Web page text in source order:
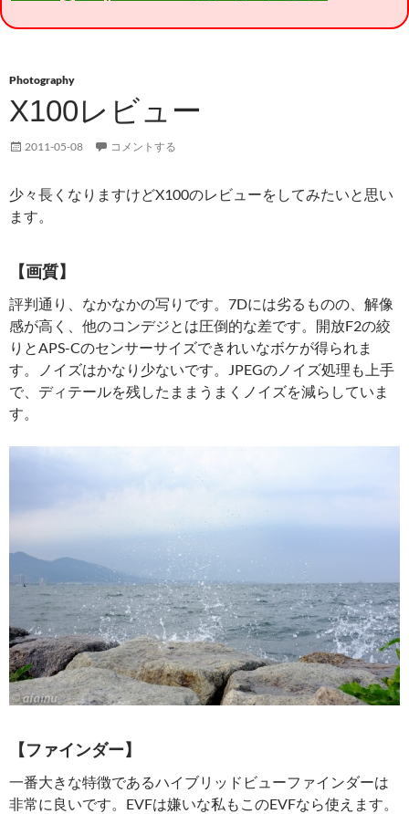
Photography
X100レビュー
2011-05-08 コメントする
少々長くなりますけどX100のレビューをしてみたいと思い
ます。
【画質】
評判通り、なかなかの写りです。7Dには劣るものの、解像
感が高く、他のコンデジとは圧倒的な差です。開放F2の絞
りとAPS-Cのセンサーサイズできれいなボケが得られま
す。ノイズはかなり少ないです。JPEGのノイズ処理も上手
で、ディテールを残したままうまくノイズを減らしていま
す。
【ファインダー】
一番大きな特徴であるハイブリッドビューファインダーは
非常に良いです。EVFは嫌いな私もこのEVFなら使えます。